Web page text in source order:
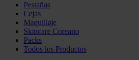
Pestañas
Cejas
Maquillaje
Skincare Coreano
Packs
Todos los Productos